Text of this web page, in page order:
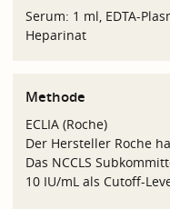
Serum: 1 ml, EDTA-
Heparinat
Methode
ECLIA (Roche)
Der Hersteller Roche
Das NCCLS
10 IU/mL als Cutoff-